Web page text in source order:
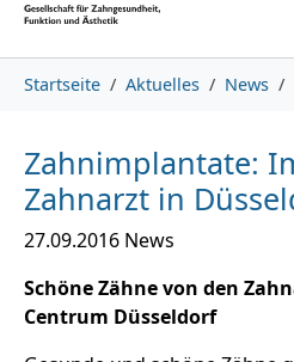
Skip to main content
Skip to page footer
Startseite Aktuelles News
Zahnimplantate:
Zahnarzt in
27.09.2016 News
Schöne Zähne von den
Centrum Düsseldorf